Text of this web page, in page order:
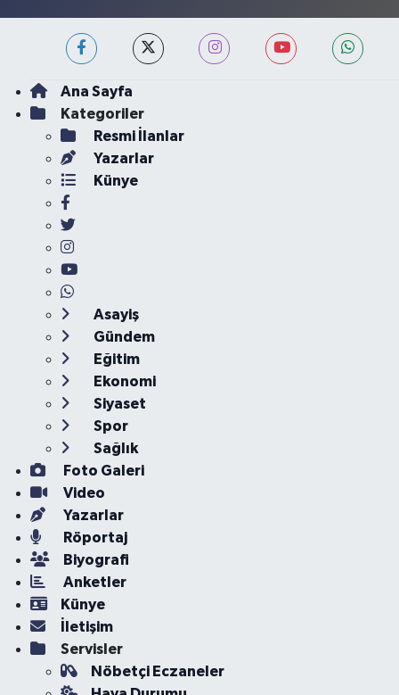
Ana Sayfa
Kategoriler
Resmi İlanlar
Yazarlar
Künye
Asayiş
Gündem
Eğitim
Ekonomi
Siyaset
Spor
Sağlık
Foto Galeri
Video
Yazarlar
Röportaj
Biyografi
Anketler
Künye
İletişim
Servisler
Nöbetçi Eczaneler